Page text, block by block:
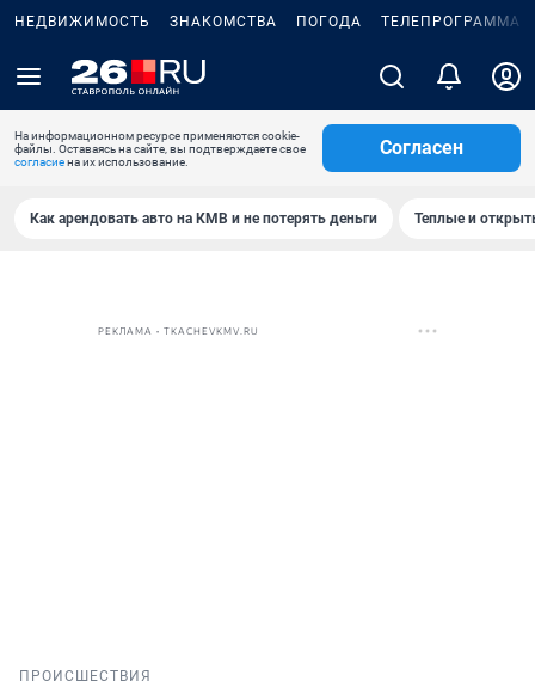
НЕДВИЖИМОСТЬ ЗНАКОМСТВА ПОГОДА ТЕЛЕПРОГРАММА
На информационном ресурсе применяются cookie-
файлы. Оставаясь на сайте, вы подтверждаете свое
согласиена их использование.
Согласен
Как арендовать авто на КМВ и не потерять деньги Теплые и
РЕКЛАМА • TKACHEVKMV.RU
ПРОИСШЕСТВИЯ